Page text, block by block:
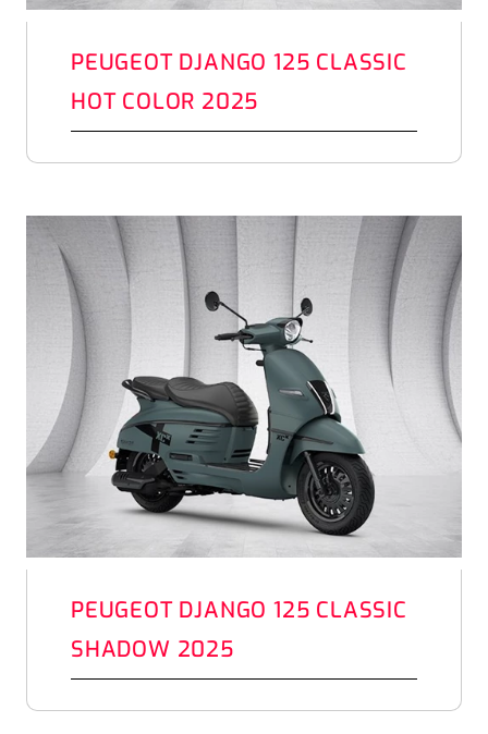
PEUGEOT DJANGO 125 CLASSIC
HOT COLOR 2025
PEUGEOT DJANGO 125 CLASSIC
SHADOW 2025